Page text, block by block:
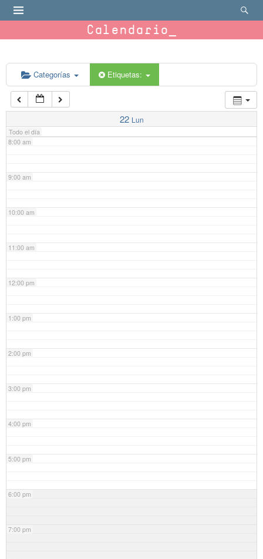
Calendario
Categorías Etiquetas:
22 Lun
Todo el día
6:00 am
7:00 am
8:00 am
9:00 am
10:00 am
11:00 am
12:00 pm
1:00 pm
2:00 pm
3:00 pm
4:00 pm
5:00 pm
6:00 pm
7:00 pm